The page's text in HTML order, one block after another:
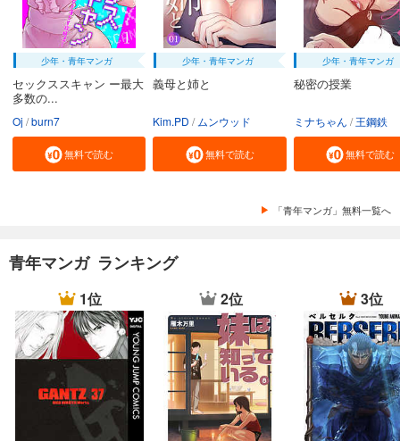
試し読み
あらすじを表示する
まんだら屋の良太 愛蔵版 44
540
円 (税込)
試し読み
あらすじを表示する
まんだら屋の良太 愛蔵版 46
540円 (税込)
完結
カート
試し読み
あらすじを表示する
少年・青年マンガ
セックススキャン ー最大
多数の...
Oj burn7
無料で読む
少年・青年マンガ
義母と姉と
Kim.PD ムンウッド
無料で読む
少年・青年マンガ
秘密の授業
ミナちゃん 王鋼鉄
無料で読む
「青年マンガ」無料一覧へ
青年マンガ ランキング
1位 2位 3位